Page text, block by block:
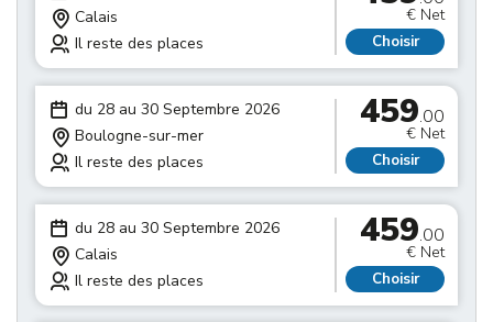
Calais
Il reste des places
€ Net
Choisir
du 28 au 30 Septembre 2026
Boulogne-sur-mer
Il reste des places
459.00
€ Net
Choisir
du 28 au 30 Septembre 2026
Calais
Il reste des places
459.00
€ Net
Choisir